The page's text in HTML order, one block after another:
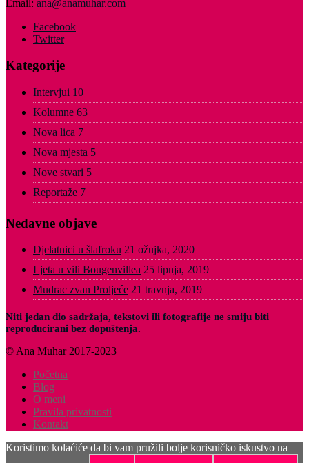
Email: ana@anamuhar.com
Facebook
Twitter
Kategorije
Intervjui 10
Kolumne 63
Nova lica 7
Nova mjesta 5
Nove stvari 5
Reportaže 7
Nedavne objave
Djelatnici u šlafroku 21 ožujka, 2020
Ljeta u vili Bougenvillea 25 lipnja, 2019
Mudrac zvan Proljeće 21 travnja, 2019
Niti jedan dio sadržaja, tekstovi ili fotografije ne smiju biti
reproducirani bez dopuštenja.
© Ana Muhar 2017-2023
Početna
Blog
O meni
Pravila privatnosti
Kontakt
Koristimo kolaćiće da bi vam pružili bolje korisničko iskustvo na